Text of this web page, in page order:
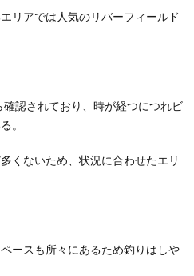
リアでは人気のリバーフィールド
認されており、時が経つにつれビ
。
くないため、状況に合わせたエリ
ースも所々にあるため釣りはしや